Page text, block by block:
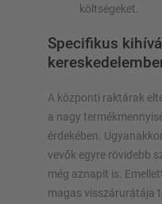
költségeket.
Specifikus
A központi raktárak
a nagy
érdekében.
vevők egyre rövidebb
még aznapit is.
magas visszárurátája